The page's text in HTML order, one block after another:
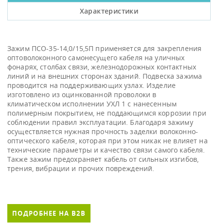
Характеристики
Зажим ПСО-35-14,0/15,5П применяется для закрепления
оптоволоконного самонесущего кабеля на уличных
фонарях, столбах связи, железнодорожных контактных
линий и на внешних сторонах зданий. Подвеска зажима
проводится на поддерживающих узлах. Изделие
изготовлено из оцинкованной проволоки в
климатическом исполнении УХЛ 1 с нанесенным
полимерным покрытием, не поддающимся коррозии при
соблюдении правил эксплуатации. Благодаря зажиму
осуществляется нужная прочность заделки волоконно-
оптического кабеля, которая при этом никак не влияет на
технические параметры и качество связи самого кабеля.
Также зажим предохраняет кабель от сильных изгибов,
трения, вибрации и прочих повреждений.
ПОДРОБНЕЕ НА B2B